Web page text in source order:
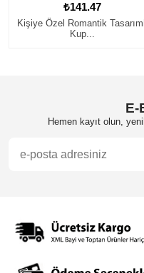
₺218.14
Kişiye Özel İkili
E-
Hemen kayıt olun,